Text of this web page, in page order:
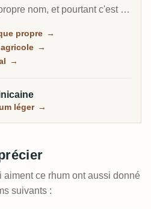
nom, et pourtant c'est le
canne derrière Barceló,
vendues au monde, plus
propre →
→
→
léger →
aiment ce rhum ont aussi donné
suivants :